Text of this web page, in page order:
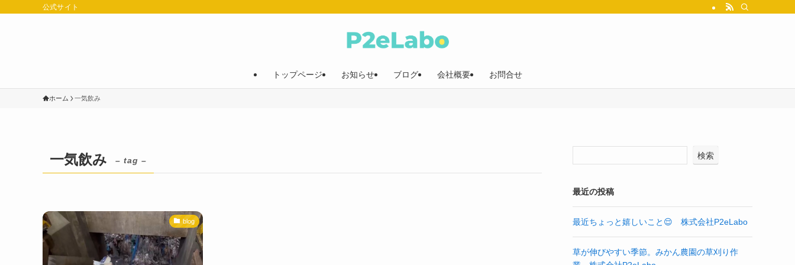
公式サイト
トップページ お知らせ ブログ 会社概要 お問合せ
ホーム 一気飲み
一気飲み – tag –
blog
検索
最近の投稿
最近ちょっと嬉しいこと😌 株式会社P2eLabo
草が伸びやすい季節。みかん農園の草刈り作